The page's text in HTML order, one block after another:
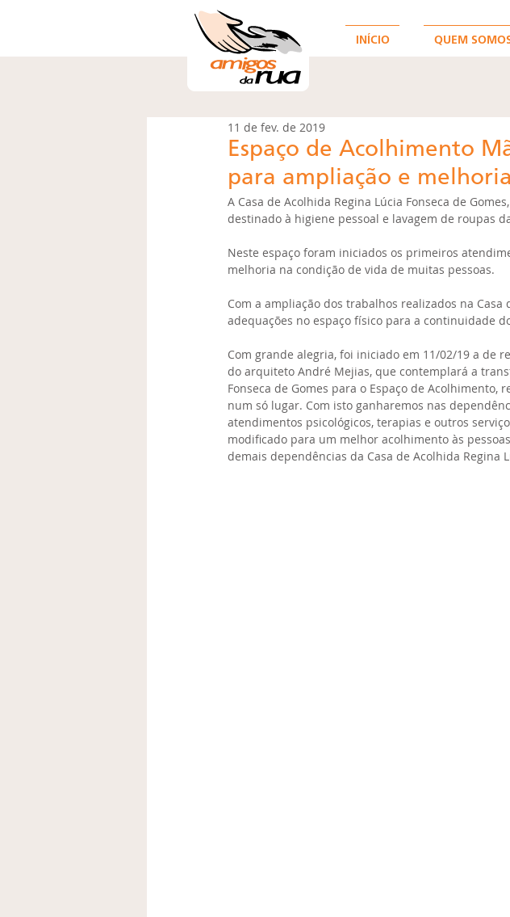
INÍCIO QUEM
Espaço de Acolhimento
para ampliação e
11 de fev. de 2019
A Casa de Acolhida Regina Lúcia Fonseca de
destinado à higiene pessoal e lavagem de roupas
Neste espaço foram iniciados os primeiros
melhoria na condição de vida de muitas pessoas.
Com a ampliação dos trabalhos realizados na
adequações no espaço físico para a continuidade
Com grande alegria, foi iniciado em 11/02/19 a de
do arquiteto André Mejias, que contemplará a
Fonseca de Gomes para o Espaço de
num só lugar. Com isto ganharemos nas
atendimentos psicológicos, terapias e outros
modificado para um melhor acolhimento às
demais dependências da Casa de Acolhida Regina